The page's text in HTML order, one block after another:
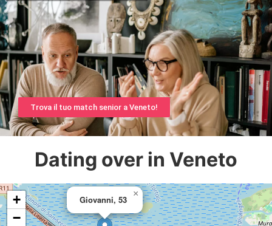
Trova il tuo match senior a Veneto!
Dating over in Veneto
Giovanni, 53
×
+
−